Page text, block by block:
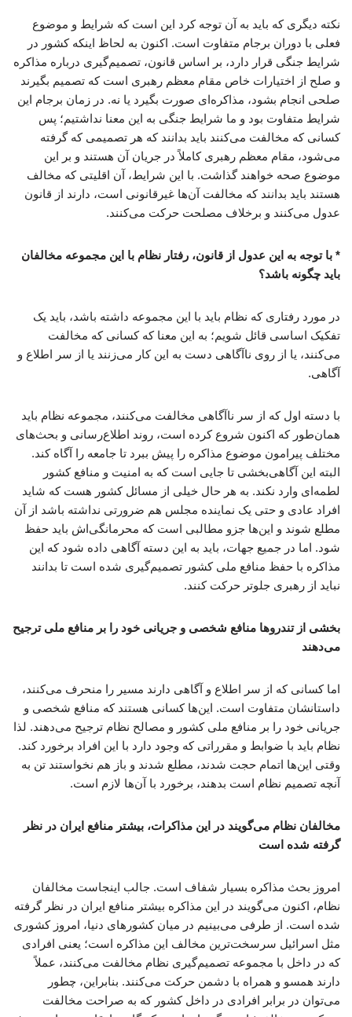
نکته دیگری که باید به آن توجه کرد این است که شرایط و موضوع
فعلی با دوران برجام متفاوت است. اکنون به لحاظ اینکه کشور در
شرایط جنگی قرار دارد، بر اساس قانون، تصمیم‌گیری درباره مذاکره
و صلح از اختیارات خاص مقام معظم رهبری است که تصمیم بگیرند
صلحی انجام بشود، مذاکره‌ای صورت بگیرد یا نه. در زمان برجام این
شرایط متفاوت بود و ما شرایط جنگی به این معنا نداشتیم؛ پس
کسانی که مخالفت می‌کنند باید بدانند که هر تصمیمی که گرفته
می‌شود، مقام معظم رهبری کاملاً در جریان آن هستند و بر این
موضوع صحه خواهند گذاشت. با این شرایط، آن اقلیتی که مخالف
هستند باید بدانند که مخالفت آن‌ها غیرقانونی است، دارند از قانون
عدول می‌کنند و برخلاف مصلحت حرکت می‌کنند.
* با توجه به این عدول از قانون، رفتار نظام با این مجموعه مخالفان
باید چگونه باشد؟
در مورد رفتاری که نظام باید با این مجموعه داشته باشد، باید یک
تفکیک اساسی قائل شویم؛ به این معنا که کسانی که مخالفت
می‌کنند، یا از روی ناآگاهی دست به این کار می‌زنند یا از سر اطلاع و
آگاهی.
با دسته اول که از سر ناآگاهی مخالفت می‌کنند، مجموعه نظام باید
همان‌طور که اکنون شروع کرده است، روند اطلاع‌رسانی و بحث‌های
مختلف پیرامون موضوع مذاکره را پیش ببرد تا جامعه را آگاه کند.
البته این آگاهی‌بخشی تا جایی است که به امنیت و منافع کشور
لطمه‌ای وارد نکند. به هر حال خیلی از مسائل کشور هست که شاید
افراد عادی و حتی یک نماینده مجلس هم ضرورتی نداشته باشد از آن
مطلع شوند و این‌ها جزو مطالبی است که محرمانگی‌اش باید حفظ
شود. اما در جمیع جهات، باید به این دسته آگاهی داده شود که این
مذاکره با حفظ منافع ملی کشور تصمیم‌گیری شده است تا بدانند
نباید از رهبری جلوتر حرکت کنند.
بخشی از تندروها منافع شخصی و جریانی خود را بر منافع ملی ترجیح
می‌دهند
اما کسانی که از سر اطلاع و آگاهی دارند مسیر را منحرف می‌کنند،
داستانشان متفاوت است. این‌ها کسانی هستند که منافع شخصی و
جریانی خود را بر منافع ملی کشور و مصالح نظام ترجیح می‌دهند. لذا
نظام باید با ضوابط و مقرراتی که وجود دارد با این افراد برخورد کند.
وقتی این‌ها اتمام حجت شدند، مطلع شدند و باز هم نخواستند تن به
آنچه تصمیم نظام است بدهند، برخورد با آن‌ها لازم است.
مخالفان نظام می‌گویند در این مذاکرات، بیشتر منافع ایران در نظر
گرفته شده است
امروز بحث مذاکره بسیار شفاف است. جالب اینجاست مخالفان
نظام، اکنون می‌گویند در این مذاکره بیشتر منافع ایران در نظر گرفته
شده است. از طرفی می‌بینیم در میان کشورهای دنیا، امروز کشوری
مثل اسرائیل سرسخت‌ترین مخالف این مذاکره است؛ یعنی افرادی
که در داخل با مجموعه تصمیم‌گیری نظام مخالفت می‌کنند، عملاً
دارند همسو و همراه با دشمن حرکت می‌کنند. بنابراین، چطور
می‌توان در برابر افرادی در داخل کشور که به صراحت مخالفت